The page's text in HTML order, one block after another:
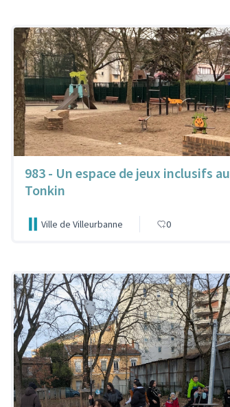
983 - Un espace de jeux inclusifs au
Tonkin
Ville de Villeurbanne 0